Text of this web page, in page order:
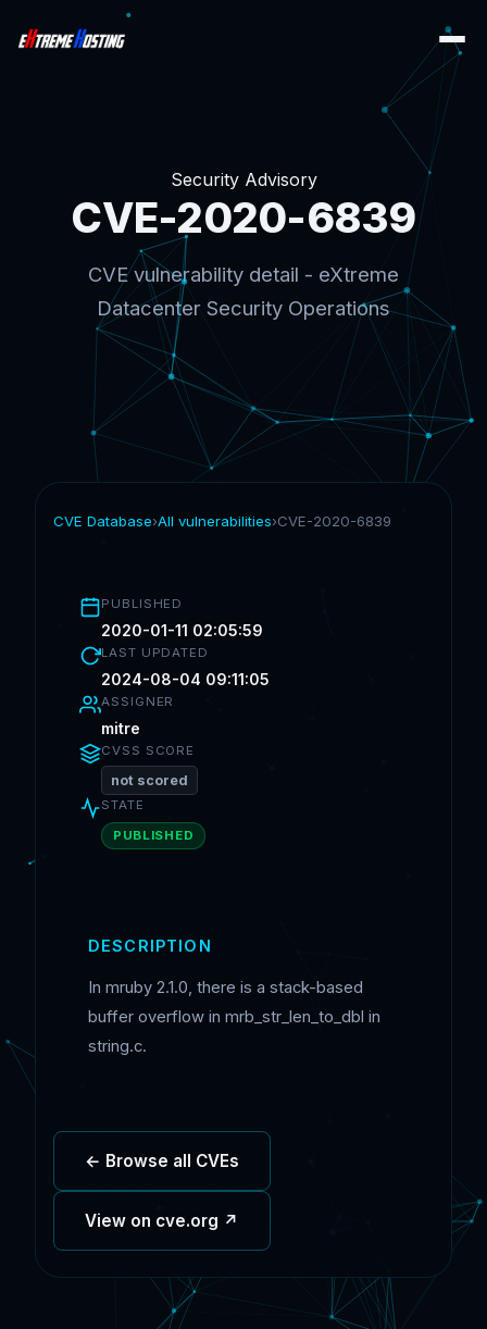
Security Advisory
CVE-2020-6839
CVE vulnerability detail - eXtreme
Datacenter Security Operations
CVE Database›All vulnerabilities›CVE-2020-6839
PUBLISHED
2020-01-11 02:05:59
LAST UPDATED
2024-08-04 09:11:05
ASSIGNER
mitre
CVSS SCORE
not scored
STATE
PUBLISHED
DESCRIPTION
In mruby 2.1.0, there is a stack-based
buffer overflow in mrb_str_len_to_dbl in
string.c.
← Browse all CVEs
View on cve.org ↗